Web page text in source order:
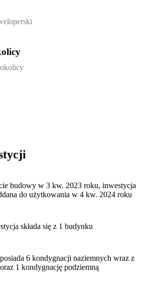
budowy w 3 kw. 2023 roku, inwestycja
do użytkowania w 4 kw. 2024 roku
składa się z 1 budynku
6 kondygnacji naziemnych wraz z
1 kondygnację podziemną